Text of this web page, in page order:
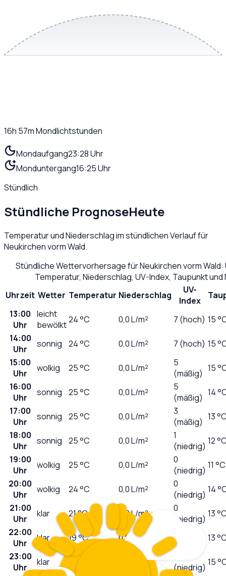
16h 57mMondlichtstunden
Mondaufgang23:28 Uhr
Monduntergang16:25 Uhr
Stündlich
Stündliche PrognoseHeute
Temperatur und Niederschlag im stündlichen Verlauf für
Neukirchen vorm Wald.
Stündliche Wettervorhersage fürNeukirchen vorm Wald:
Temperatur, Niederschlag, UV-Index, Taupunkt
Uhrzeit Wetter Temperatur Niederschlag
UV-
Index
13:00
Uhr
leicht
bewölkt24°C 0,0L/m² 7 (hoch) 15
14:00
Uhr
sonnig 24°C 0,0L/m² 7 (hoch) 15
15:00
Uhr
wolkig 25°C 0,0L/m²
5
(mäßig) 15
16:00
Uhr
sonnig 25°C 0,0L/m²
5
(mäßig) 14
17:00
Uhr
sonnig 25°C 0,0L/m²
3
(mäßig) 13
18:00
Uhr
sonnig 25°C 0,0L/m²
1
(niedrig) 12
19:00
Uhr
wolkig 25°C 0,0L/m²
0
(niedrig) 11 °C
20:00
Uhr
wolkig 24°C 0,0L/m²
0
(niedrig) 14
21:00
Uhr
klar 21°C 0,0L/m²
0
(niedrig) 13
22:00
Uhr
klar 19°C 0,0 L/m²
(niedrig)
13
23:00
Uhr
klar °C L/m²
(niedrig) 15